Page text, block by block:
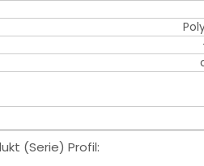
(Serie) Profil: